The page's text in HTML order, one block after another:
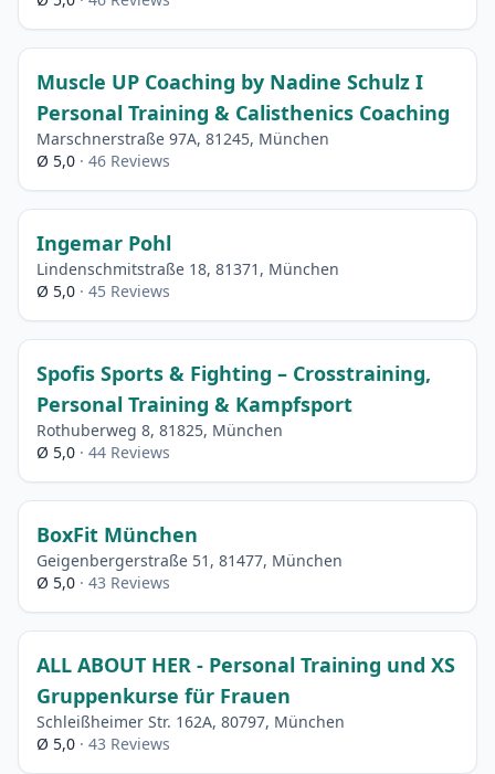
Muscle UP Coaching by Nadine Schulz I
Personal Training & Calisthenics Coaching
Marschnerstraße 97A, 81245, München
Ø 5,0 · 46 Reviews
Ingemar Pohl
Lindenschmitstraße 18, 81371, München
Ø 5,0 · 45 Reviews
Spofis Sports & Fighting – Crosstraining,
Personal Training & Kampfsport
Rothuberweg 8, 81825, München
Ø 5,0 · 44 Reviews
BoxFit München
Geigenbergerstraße 51, 81477, München
Ø 5,0 · 43 Reviews
ALL ABOUT HER - Personal Training und XS
Gruppenkurse für Frauen
Schleißheimer Str. 162A, 80797, München
Ø 5,0 · 43 Reviews